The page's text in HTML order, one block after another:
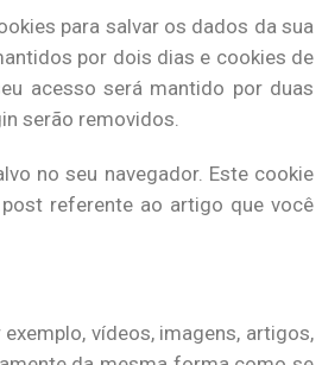
para salvar os dados da sua
por dois dias e cookies de
acesso será mantido por duas
serão removidos.
no seu navegador. Este cookie
referente ao artigo que você
vídeos, imagens, artigos,